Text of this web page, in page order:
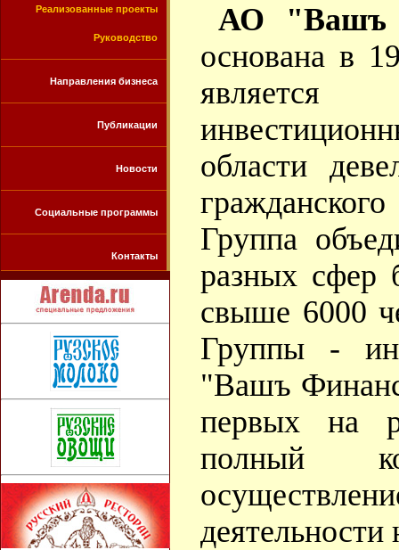
Реализованные проекты
Руководство
Направления бизнеса
Публикации
Новости
Социальные программы
Контакты
АО "Вашъ
основана в
области
Группа
разных сфер
свыше 6000
Группы -
"Вашъ
первых на
полный